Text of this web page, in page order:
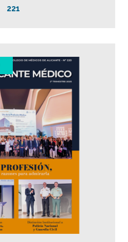
221